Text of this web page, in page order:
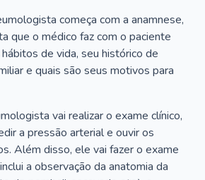
começa com a anamnese,
que o médico faz com o paciente
de vida, seu histórico de
e quais são seus motivos para
vai realizar o exame clínico,
a pressão arterial e ouvir os
Além disso, ele vai fazer o exame
a observação da anatomia da